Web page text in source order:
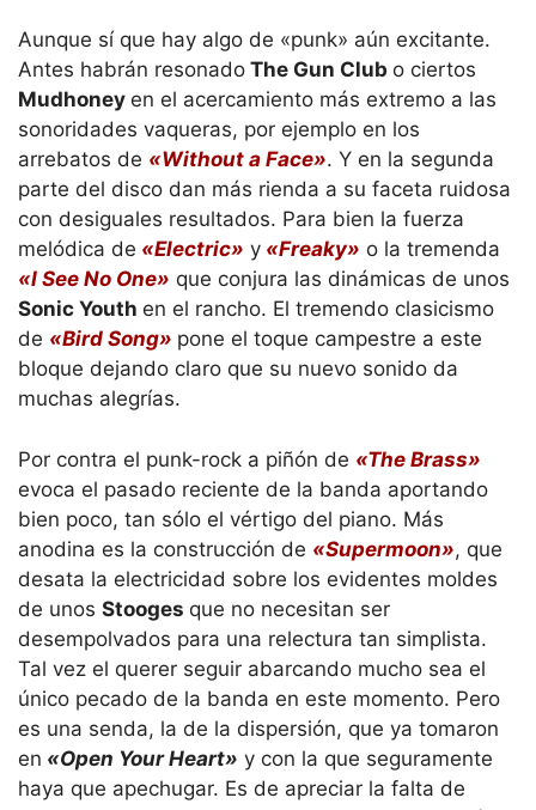
Aunque sí que hay algo de «punk» aún excitante.
Antes habrán resonado The Gun Club o ciertos
Mudhoney en el acercamiento más extremo a las
sonoridades vaqueras, por ejemplo en los
arrebatos de «Without a Face». Y en la segunda
parte del disco dan más rienda a su faceta ruidosa
con desiguales resultados. Para bien la fuerza
melódica de «Electric» y «Freaky» o la tremenda
«I See No One» que conjura las dinámicas de unos
Sonic Youth en el rancho. El tremendo clasicismo
de «Bird Song» pone el toque campestre a este
bloque dejando claro que su nuevo sonido da
muchas alegrías.
Por contra el punk-rock a piñón de «The Brass»
evoca el pasado reciente de la banda aportando
bien poco, tan sólo el vértigo del piano. Más
anodina es la construcción de «Supermoon», que
desata la electricidad sobre los evidentes moldes
de unos Stooges que no necesitan ser
desempolvados para una relectura tan simplista.
Tal vez el querer seguir abarcando mucho sea el
único pecado de la banda en este momento. Pero
es una senda, la de la dispersión, que ya tomaron
en «Open Your Heart» y con la que seguramente
haya que apechugar. Es de apreciar la falta de